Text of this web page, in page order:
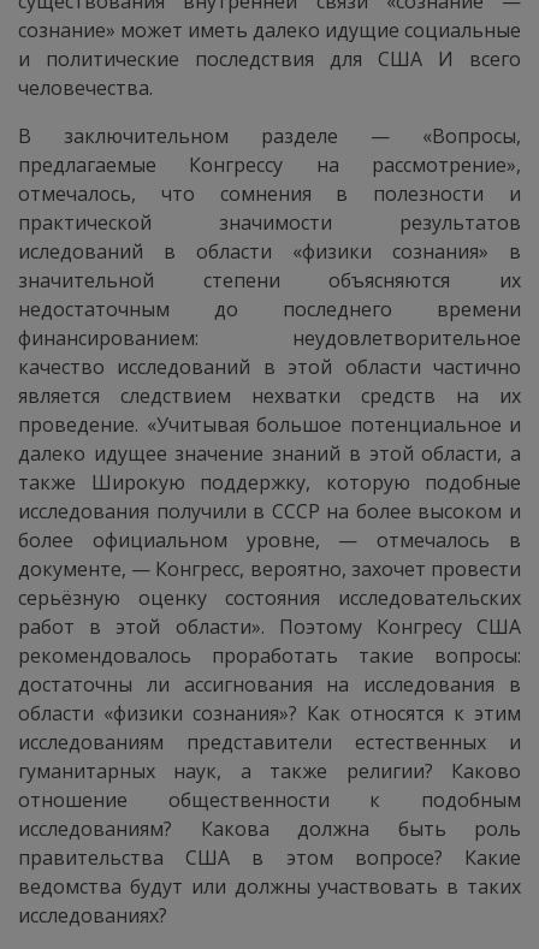
сознание» может иметь далеко идущие социальные
и политические последствия для США И всего
человечества.
В заключительном разделе — «Вопросы,
предлагаемые Конгрессу на рассмотрение»,
отмечалось, что сомнения в полезности и
практической значимости результатов
иследований в области «физики сознания» в
значительной степени объясняются их
недостаточным до последнего времени
финансированием: неудовлетворительное
качество исследований в этой области частично
является следствием нехватки средств на их
проведение. «Учитывая большое потенциальное и
далеко идущее значение знаний в этой области, а
также Широкую поддержку, которую подобные
исследования получили в СССР на более высоком и
более официальном уровне, — отмечалось в
документе, — Конгресс, вероятно, захочет провести
серьёзную оценку состояния исследовательских
работ в этой области». Поэтому Конгресу США
рекомендовалось проработать такие вопросы:
достаточны ли ассигнования на исследования в
области «физики сознания»? Как относятся к этим
исследованиям представители естественных и
гуманитарных наук, а также религии? Каково
отношение общественности к подобным
исследованиям? Какова должна быть роль
правительства США в этом вопросе? Какие
ведомства будут или должны участвовать в таких
исследованиях?